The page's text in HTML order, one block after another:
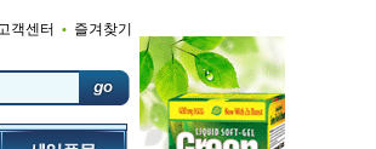
객센터 • 즐겨찾기